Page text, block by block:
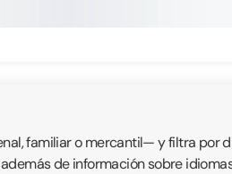
familiar o mercantil— y filtra por
de información sobre